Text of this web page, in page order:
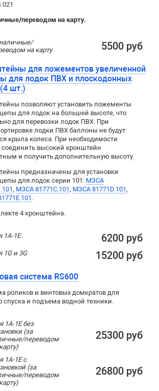
переводом на карту.
на карту
5500 руб
для ложементов увеличенной
для лодок ПВХ и плоскодонных
шт.)
позволяют установить ложементы
для лодок на большей высоте, что
для перевозки лодок ПВХ. При
лодки ПВХ баллоны не будут
крыла колеса. При необходимости
высокий кронштейн
и получить дополнительную высоту.
предназначены для установки
для лодок серии 101: МЗСА
, МЗСА 81771C.101, МЗСА 81771D.101,
.
4 кронштейна.
1A-1E 6200 руб
1G и 3G 15200 руб
система RS600
роликов и винтовых домкратов для
спуска и подъема водной техники.
1A-1E без
(за
переводом
25300 руб
1A-1E с
(за
переводом
26800 руб